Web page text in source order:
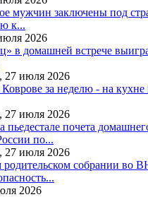
мужчин заключены под
к...
2026
в домашней встрече
27 июля 2026
за неделю - на
27 июля 2026
пьедестале почета
по...
27 июля 2026
родительском собрании во
2026